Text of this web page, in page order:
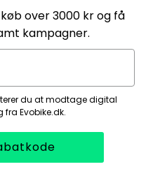
over 3000 kr og få
kampagner.
du at modtage digital
Evobike.dk.